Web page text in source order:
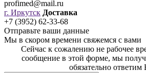
profimed@mail.ru
г. Иркутск Доставка
+7 (3952) 62-33-68
Отправьте ваши данные
Мы в скором времени свяжемся с вами
Сейчас к сожалению не рабочее
сообщение в этой форме, мы
обязательно ответим